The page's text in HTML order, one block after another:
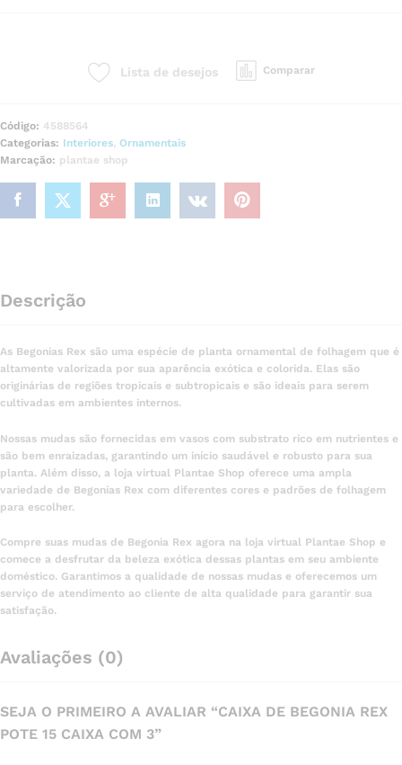
Lista de desejos Comparar
Código: 4588564
Categorias: Interiores, Ornamentais
Marcação: plantae shop
Descrição
As Begonias Rex são uma espécie de planta ornamental de folhagem que é
altamente valorizada por sua aparência exótica e colorida. Elas são
originárias de regiões tropicais e subtropicais e são ideais para serem
cultivadas em ambientes internos.
Nossas mudas são fornecidas em vasos com substrato rico em nutrientes e
são bem enraizadas, garantindo um início saudável e robusto para sua
planta. Além disso, a loja virtual Plantae Shop oferece uma ampla
variedade de Begonias Rex com diferentes cores e padrões de folhagem
para escolher.
Compre suas mudas de Begonia Rex agora na loja virtual Plantae Shop e
comece a desfrutar da beleza exótica dessas plantas em seu ambiente
doméstico. Garantimos a qualidade de nossas mudas e oferecemos um
serviço de atendimento ao cliente de alta qualidade para garantir sua
satisfação.
Avaliações (0)
SEJA O PRIMEIRO A AVALIAR “CAIXA DE BEGONIA REX
POTE 15 CAIXA COM 3”